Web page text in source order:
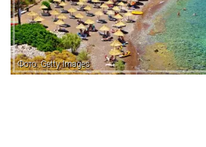
Фото: Getty Images